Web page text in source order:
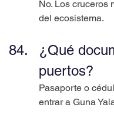
No. Los cruceros
del ecosistema.
¿Qué
puertos?
Pasaporte o
entrar a Guna